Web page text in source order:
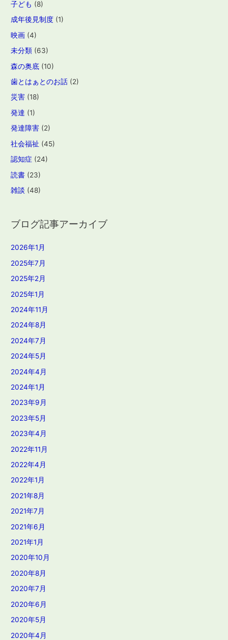
子ども (8)
成年後見制度 (1)
映画 (4)
未分類 (63)
森の奥底 (10)
歯とはぁとのお話 (2)
災害 (18)
発達 (1)
発達障害 (2)
社会福祉 (45)
認知症 (24)
読書 (23)
雑談 (48)
ブログ記事アーカイブ
2026年1月
2025年7月
2025年2月
2025年1月
2024年11月
2024年8月
2024年7月
2024年5月
2024年4月
2024年1月
2023年9月
2023年5月
2023年4月
2022年11月
2022年4月
2022年1月
2021年8月
2021年7月
2021年6月
2021年1月
2020年10月
2020年8月
2020年7月
2020年6月
2020年5月
2020年4月